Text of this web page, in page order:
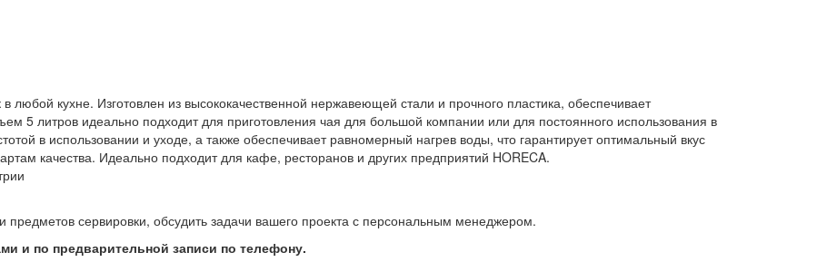
кухне. Изготовлен из высококачественной нержавеющей стали и прочного пластика, обеспечивает
5 литров идеально подходит для приготовления чая для большой компании или для постоянного использования в
в использовании и уходе, а также обеспечивает равномерный нагрев воды, что гарантирует оптимальный вкус
качества. Идеально подходит для кафе, ресторанов и других предприятий HORECA.
сервировки, обсудить задачи вашего проекта с персональным менеджером.
и по предварительной записи по телефону.